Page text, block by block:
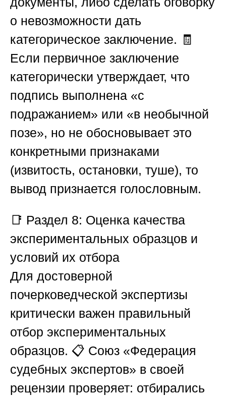
о невозможности дать
категорическое заключение. 🧾
Если первичное заключение
категорически утверждает, что
подпись выполнена «с
подражанием» или «в необычной
позе», но не обосновывает это
конкретными признаками
(извитость, остановки, туше), то
вывод признается голословным.
📑 Раздел 8: Оценка качества
экспериментальных образцов и
условий их отбора
Для достоверной
почерковедческой экспертизы
критически важен правильный
отбор экспериментальных
образцов. 📋 Союз «Федерация
судебных экспертов» в своей
рецензии проверяет: отбирались